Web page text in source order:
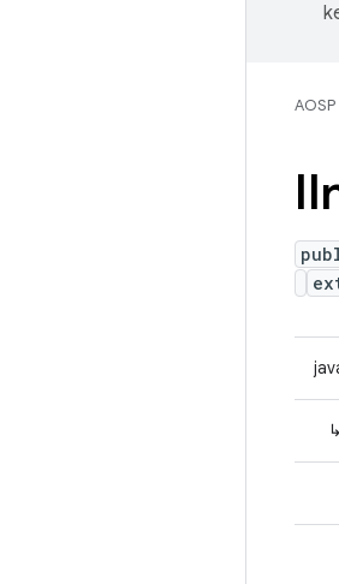
AOSP
↳